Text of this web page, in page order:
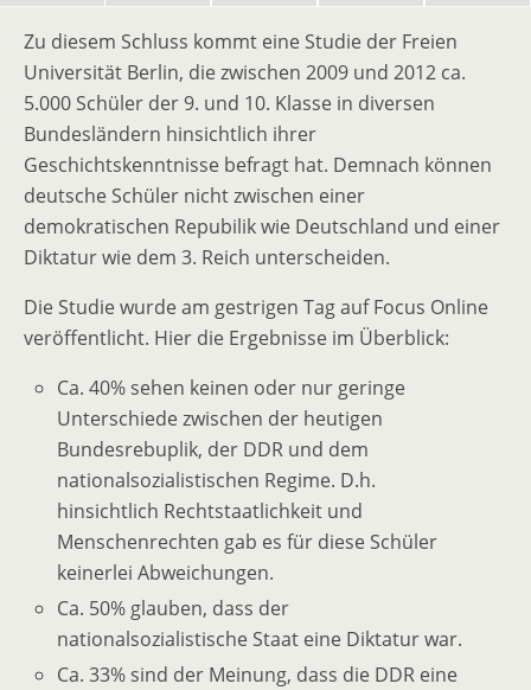
Zu diesem Schluss kommt eine Studie der Freien
Universität Berlin, die zwischen 2009 und 2012 ca.
5.000 Schüler der 9. und 10. Klasse in diversen
Bundesländern hinsichtlich ihrer
Geschichtskenntnisse befragt hat. Demnach können
deutsche Schüler nicht zwischen einer
demokratischen Repubilik wie Deutschland und einer
Diktatur wie dem 3. Reich unterscheiden.
Die Studie wurde am gestrigen Tag auf Focus Online
veröffentlicht. Hier die Ergebnisse im Überblick:
Ca. 40% sehen keinen oder nur geringe
Unterschiede zwischen der heutigen
Bundesrebuplik, der DDR und dem
nationalsozialistischen Regime. D.h.
hinsichtlich Rechtstaatlichkeit und
Menschenrechten gab es für diese Schüler
keinerlei Abweichungen.
Ca. 50% glauben, dass der
nationalsozialistische Staat eine Diktatur war.
Ca. 33% sind der Meinung, dass die DDR eine